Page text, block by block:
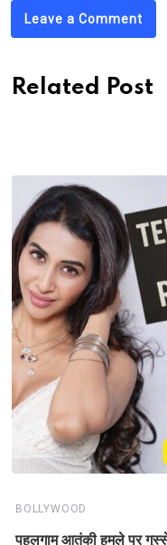
Leave a Comment
Related Post
BOLLYWOOD
पहलगाम आतंकी हमले पर